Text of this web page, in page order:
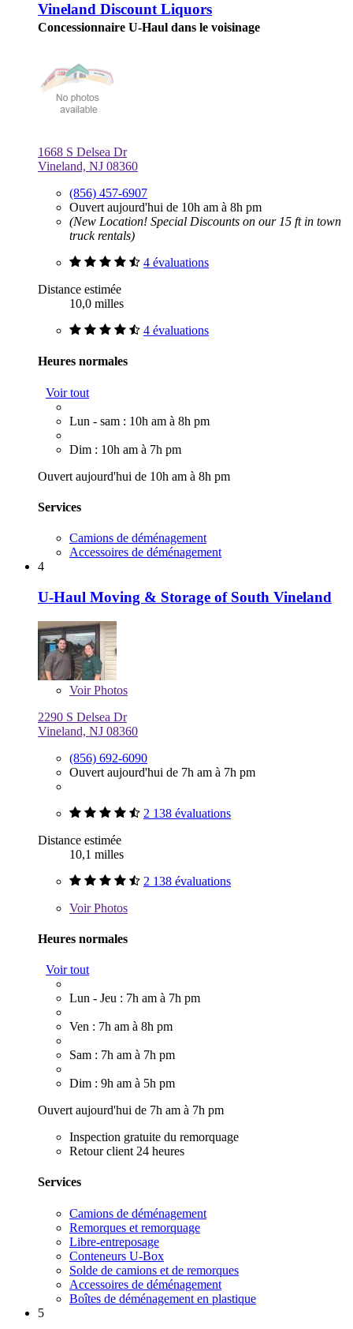
Vineland Discount Liquors
Concessionnaire U-Haul dans le voisinage
1668 S Delsea Dr
Vineland, NJ 08360
(856) 457-6907
Ouvert aujourd'hui de 10h am à 8h pm
(New Location! Special Discounts on our 15 ft in town
truck rentals)
4 évaluations
Distance estimée
10,0 milles
4 évaluations
Heures normales
Voir tout
Lun - sam : 10h am à 8h pm
Dim : 10h am à 7h pm
Ouvert aujourd'hui de 10h am à 8h pm
Services
Camions de déménagement
Accessoires de déménagement
4
U-Haul Moving & Storage of South Vineland
VoirPhotos
2290 S Delsea Dr
Vineland, NJ 08360
(856) 692-6090
Ouvert aujourd'hui de 7h am à 7h pm
2 138 évaluations
Distance estimée
10,1 milles
2 138 évaluations
VoirPhotos
Heures normales
Voir tout
Lun - Jeu : 7h am à 7h pm
Ven : 7h am à 8h pm
Sam : 7h am à 7h pm
Dim : 9h am à 5h pm
Ouvert aujourd'hui de 7h am à 7h pm
Inspection gratuite du remorquage
Retour client 24 heures
Services
Camions de déménagement
Remorques et remorquage
Libre-entreposage
Conteneurs U-Box
Solde de camions et de remorques
Accessoires de déménagement
Boîtes de déménagement en plastique
5